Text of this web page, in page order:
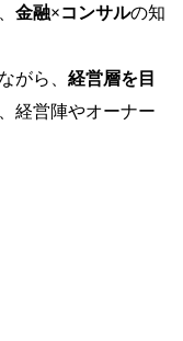
金融×コンサルの知
がら、 経営層を目
経営陣やオーナー